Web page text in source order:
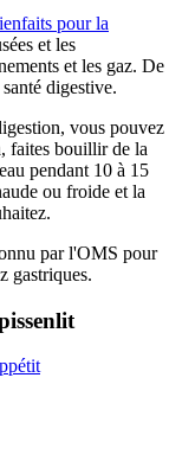
pour la
et les
et les gaz. De
digestive.
vous pouvez
faites bouillir de la
pendant 10 à 15
ou froide et la
par l'OMS pour
gastriques.